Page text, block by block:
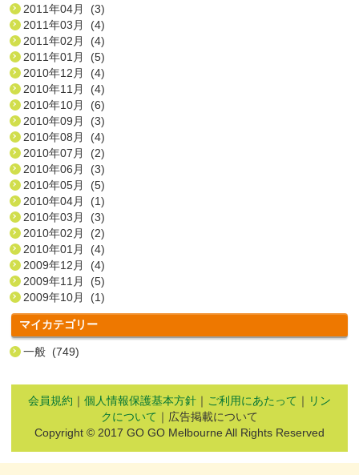
2011年04月 (3)
2011年03月 (4)
2011年02月 (4)
2011年01月 (5)
2010年12月 (4)
2010年11月 (4)
2010年10月 (6)
2010年09月 (3)
2010年08月 (4)
2010年07月 (2)
2010年06月 (3)
2010年05月 (5)
2010年04月 (1)
2010年03月 (3)
2010年02月 (2)
2010年01月 (4)
2009年12月 (4)
2009年11月 (5)
2009年10月 (1)
マイカテゴリー
一般 (749)
会員規約 ｜ 個人情報保護基本方針 ｜ ご利用にあたって ｜ リン
クについて ｜広告掲載について
Copyright © 2017 GO GO Melbourne All Rights Reserved